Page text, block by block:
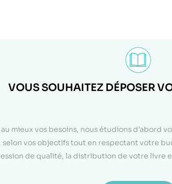
VOUS SOUHAITEZ DÉPOSER
mieux vos besoins, nous étudions d’abord
vos objectifs tout en respectant votre
de qualité, la distribution de votre livre